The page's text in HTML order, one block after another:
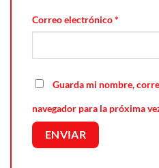
Correo electrónico*
Guarda mi nombre,
navegador para la próxima